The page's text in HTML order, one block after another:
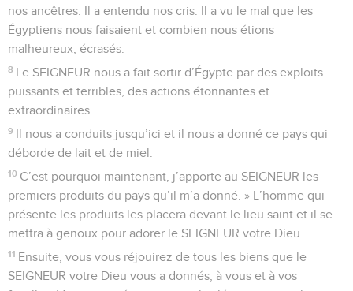
nos ancêtres. Il a entendu nos cris. Il a vu le mal que les
Égyptiens nous faisaient et combien nous étions
malheureux, écrasés.
8 Le SEIGNEUR nous a fait sortir d’Égypte par des exploits
puissants et terribles, des actions étonnantes et
extraordinaires.
9 Il nous a conduits jusqu’ici et il nous a donné ce pays qui
déborde de lait et de miel.
10 C’est pourquoi maintenant, j’apporte au SEIGNEUR les
premiers produits du pays qu’il m’a donné. » L’homme qui
présente les produits les placera devant le lieu saint et il se
mettra à genoux pour adorer le SEIGNEUR votre Dieu.
11 Ensuite, vous vous réjouirez de tous les biens que le
SEIGNEUR votre Dieu vous a donnés, à vous et à vos